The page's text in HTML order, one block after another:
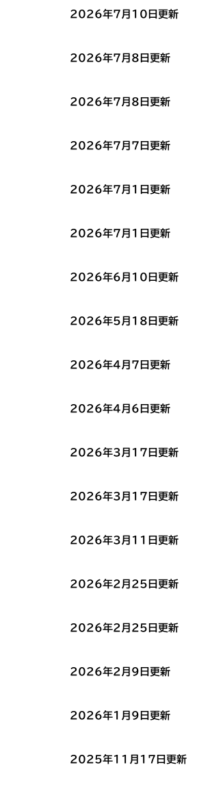
2026年7月10日更新
2026年7月8日更新
2026年7月8日更新
2026年7月7日更新
2026年7月1日更新
2026年7月1日更新
2026年6月10日更新
2026年5月18日更新
2026年4月7日更新
2026年4月6日更新
2026年3月17日更新
2026年3月17日更新
2026年3月11日更新
2026年2月25日更新
2026年2月25日更新
2026年2月9日更新
2026年1月9日更新
2025年11月17日更新